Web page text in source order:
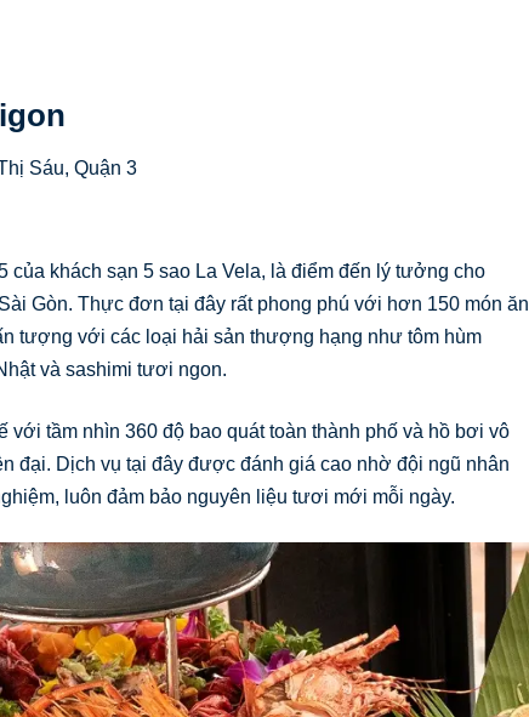
Sáu, Quận 3
của khách sạn 5 sao La Vela, là điểm đến lý tưởng cho
Gòn. Thực đơn tại đây rất phong phú với hơn 150 món ăn
tượng với các loại hải sản thượng hạng như tôm hùm
và sashimi tươi ngon.
với tầm nhìn 360 độ bao quát toàn thành phố và hồ bơi vô
đại. Dịch vụ tại đây được đánh giá cao nhờ đội ngũ nhân
luôn đảm bảo nguyên liệu tươi mới mỗi ngày.